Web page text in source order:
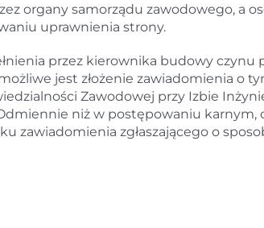
organy samorządu zawodowego, a
uprawnienia strony.
przez kierownika budowy czynu
jest złożenie zawiadomienia o
Zawodowej przy Izbie
niż w postępowaniu karnym,
zawiadomienia zgłaszającego o